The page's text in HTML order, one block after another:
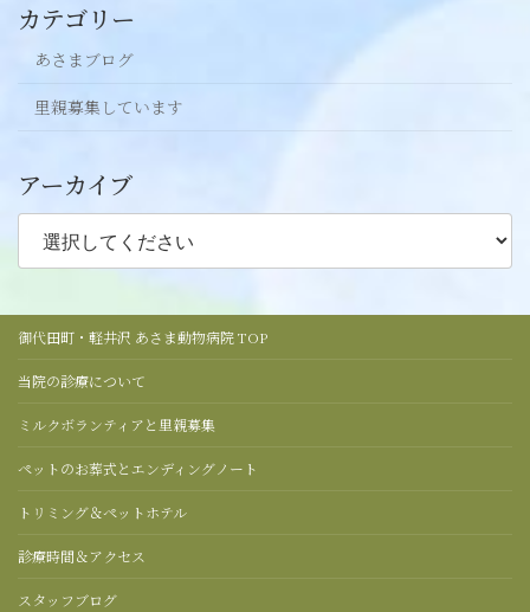
カテゴリー
あさまブログ
里親募集しています
アーカイブ
御代田町・軽井沢 あさま動物病院 TOP
当院の診療について
ミルクボランティアと里親募集
ペットのお葬式とエンディングノート
トリミング＆ペットホテル
診療時間＆アクセス
スタッフブログ